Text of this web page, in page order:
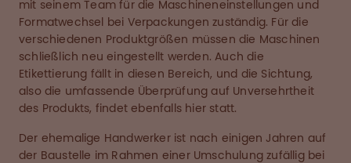
mit seinem Team für die Maschineneinstellungen und
Formatwechsel bei Verpackungen zuständig. Für die
verschiedenen Produktgrößen müssen die Maschinen
schließlich neu eingestellt werden. Auch die
Etikettierung fällt in diesen Bereich, und die Sichtung,
also die umfassende Überprüfung auf Unversehrtheit
des Produkts, findet ebenfalls hier statt.
Der ehemalige Handwerker ist nach einigen Jahren auf
der Baustelle im Rahmen einer Umschulung zufällig bei